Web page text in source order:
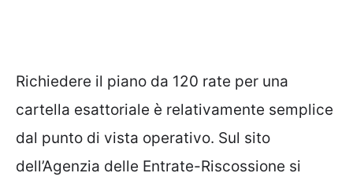
Richiedere il piano da 120 rate per una
cartella esattoriale è relativamente semplice
dal punto di vista operativo. Sul sito
dell’Agenzia delle Entrate-Riscossione si